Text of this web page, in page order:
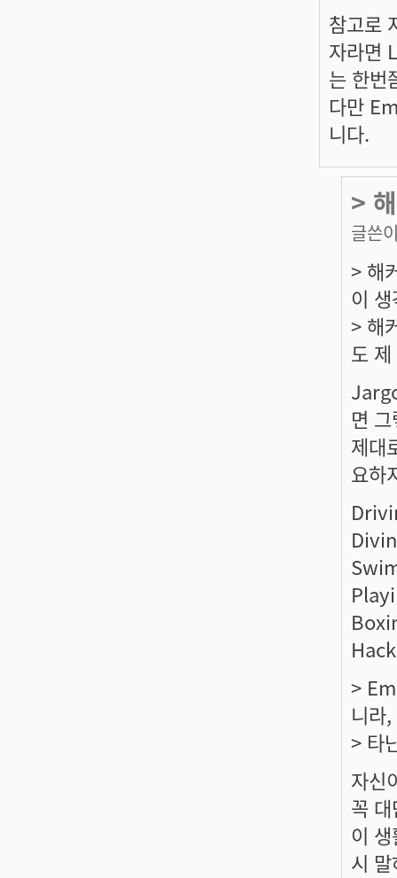
참고로
자라면
는 한번
다만
니다.
>
글쓴
> 해
이
> 해
도
면
제대
요하
>
니라
> 타
자신
꼭
이
시